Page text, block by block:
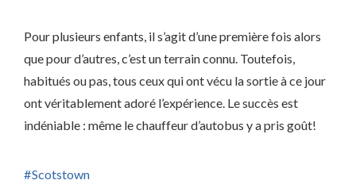
Pour plusieurs enfants, il s’agit d’une première fois alors
que pour d’autres, c’est un terrain connu. Toutefois,
habitués ou pas, tous ceux qui ont vécu la sortie à ce jour
ont véritablement adoré l’expérience. Le succès est
indéniable : même le chauffeur d’autobus y a pris goût!
Scotstown